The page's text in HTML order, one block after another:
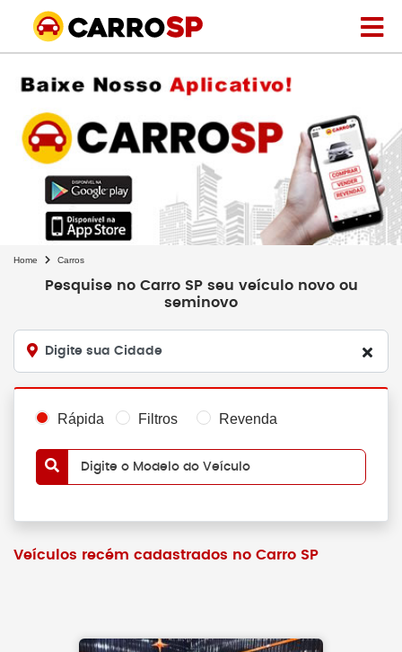
Home Carros
Pesquise no Carro SP seu veículo novo ou
seminovo
Digite sua Cidade
Rápida Filtros Revenda
Digite o Modelo do Veículo
Veículos recém cadastrados no Carro SP